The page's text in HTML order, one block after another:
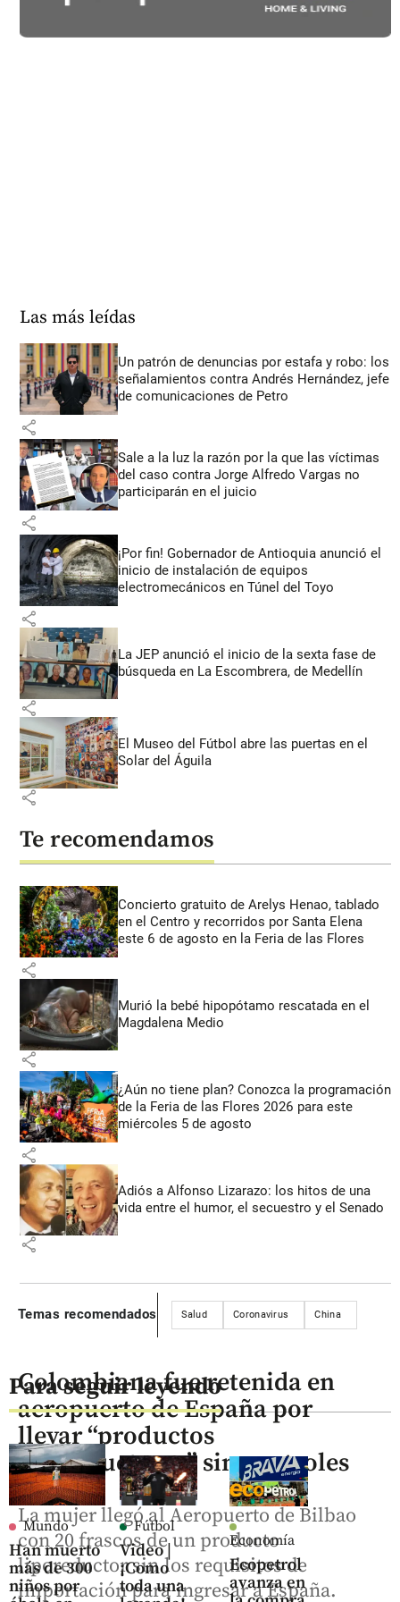
Las más leídas
Un patrón de denuncias por estafa y robo: los
señalamientos contra Andrés Hernández, jefe
de comunicaciones de Petro
share
Sale a la luz la razón por la que las víctimas
del caso contra Jorge Alfredo Vargas no
participarán en el juicio
share
¡Por fin! Gobernador de Antioquia anunció el
inicio de instalación de equipos
electromecánicos en Túnel del Toyo
share
La JEP anunció el inicio de la sexta fase de
búsqueda en La Escombrera, de Medellín
share
El Museo del Fútbol abre las puertas en el
Solar del Águila
share
Te recomendamos
Concierto gratuito de Arelys Henao, tablado
en el Centro y recorridos por Santa Elena
este 6 de agosto en la Feria de las Flores
share
Murió la bebé hipopótamo rescatada en el
Magdalena Medio
share
¿Aún no tiene plan? Conozca la programación
de la Feria de las Flores 2026 para este
miércoles 5 de agosto
share
Adiós a Alfonso Lizarazo: los hitos de una
vida entre el humor, el secuestro y el Senado
share
Temas recomendados Salud Coronavirus China
Para seguir leyendo
Mundo
Han muerto
más de 300
niños por
Fútbol
Video |
¡Como
toda una
Economía
Ecopetrol
avanza en
Colombiana fue retenida en
aeropuerto de España por
llevar “productos
liporeductores” sin controles
La mujer llegó al Aeropuerto de Bilbao
con 20 frascos de un producto
liporeductor sin los requisitos de
importación para ingresar a España.